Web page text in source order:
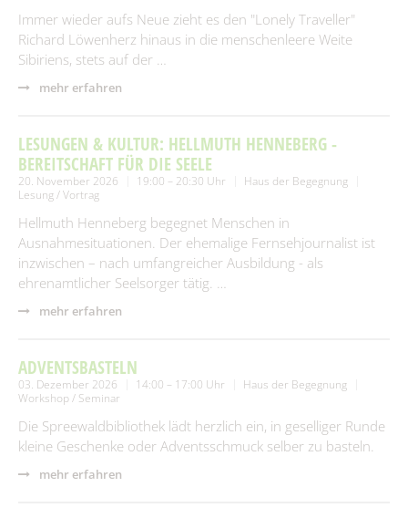
Immer wieder aufs Neue zieht es den "Lonely Traveller"
Richard Löwenherz hinaus in die menschenleere Weite
Sibiriens, stets auf der …
mehr erfahren
LESUNGEN & KULTUR: HELLMUTH HENNEBERG -
BEREITSCHAFT FÜR DIE SEELE
20. November 2026 19:00 – 20:30 Uhr
Haus der Begegnung
Lesung / Vortrag
Hellmuth Henneberg begegnet Menschen in
Ausnahmesituationen. Der ehemalige Fernsehjournalist ist
inzwischen – nach umfangreicher Ausbildung - als
ehrenamtlicher Seelsorger tätig. …
mehr erfahren
ADVENTSBASTELN
03. Dezember 2026 14:00 – 17:00 Uhr
Haus der Begegnung
Workshop / Seminar
Die Spreewaldbibliothek lädt herzlich ein, in geselliger Runde
kleine Geschenke oder Adventsschmuck selber zu basteln.
mehr erfahren